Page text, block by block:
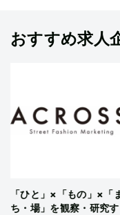
おすすめ求人
「ひと」×「もの」×「
ち・場」を観察・研究す